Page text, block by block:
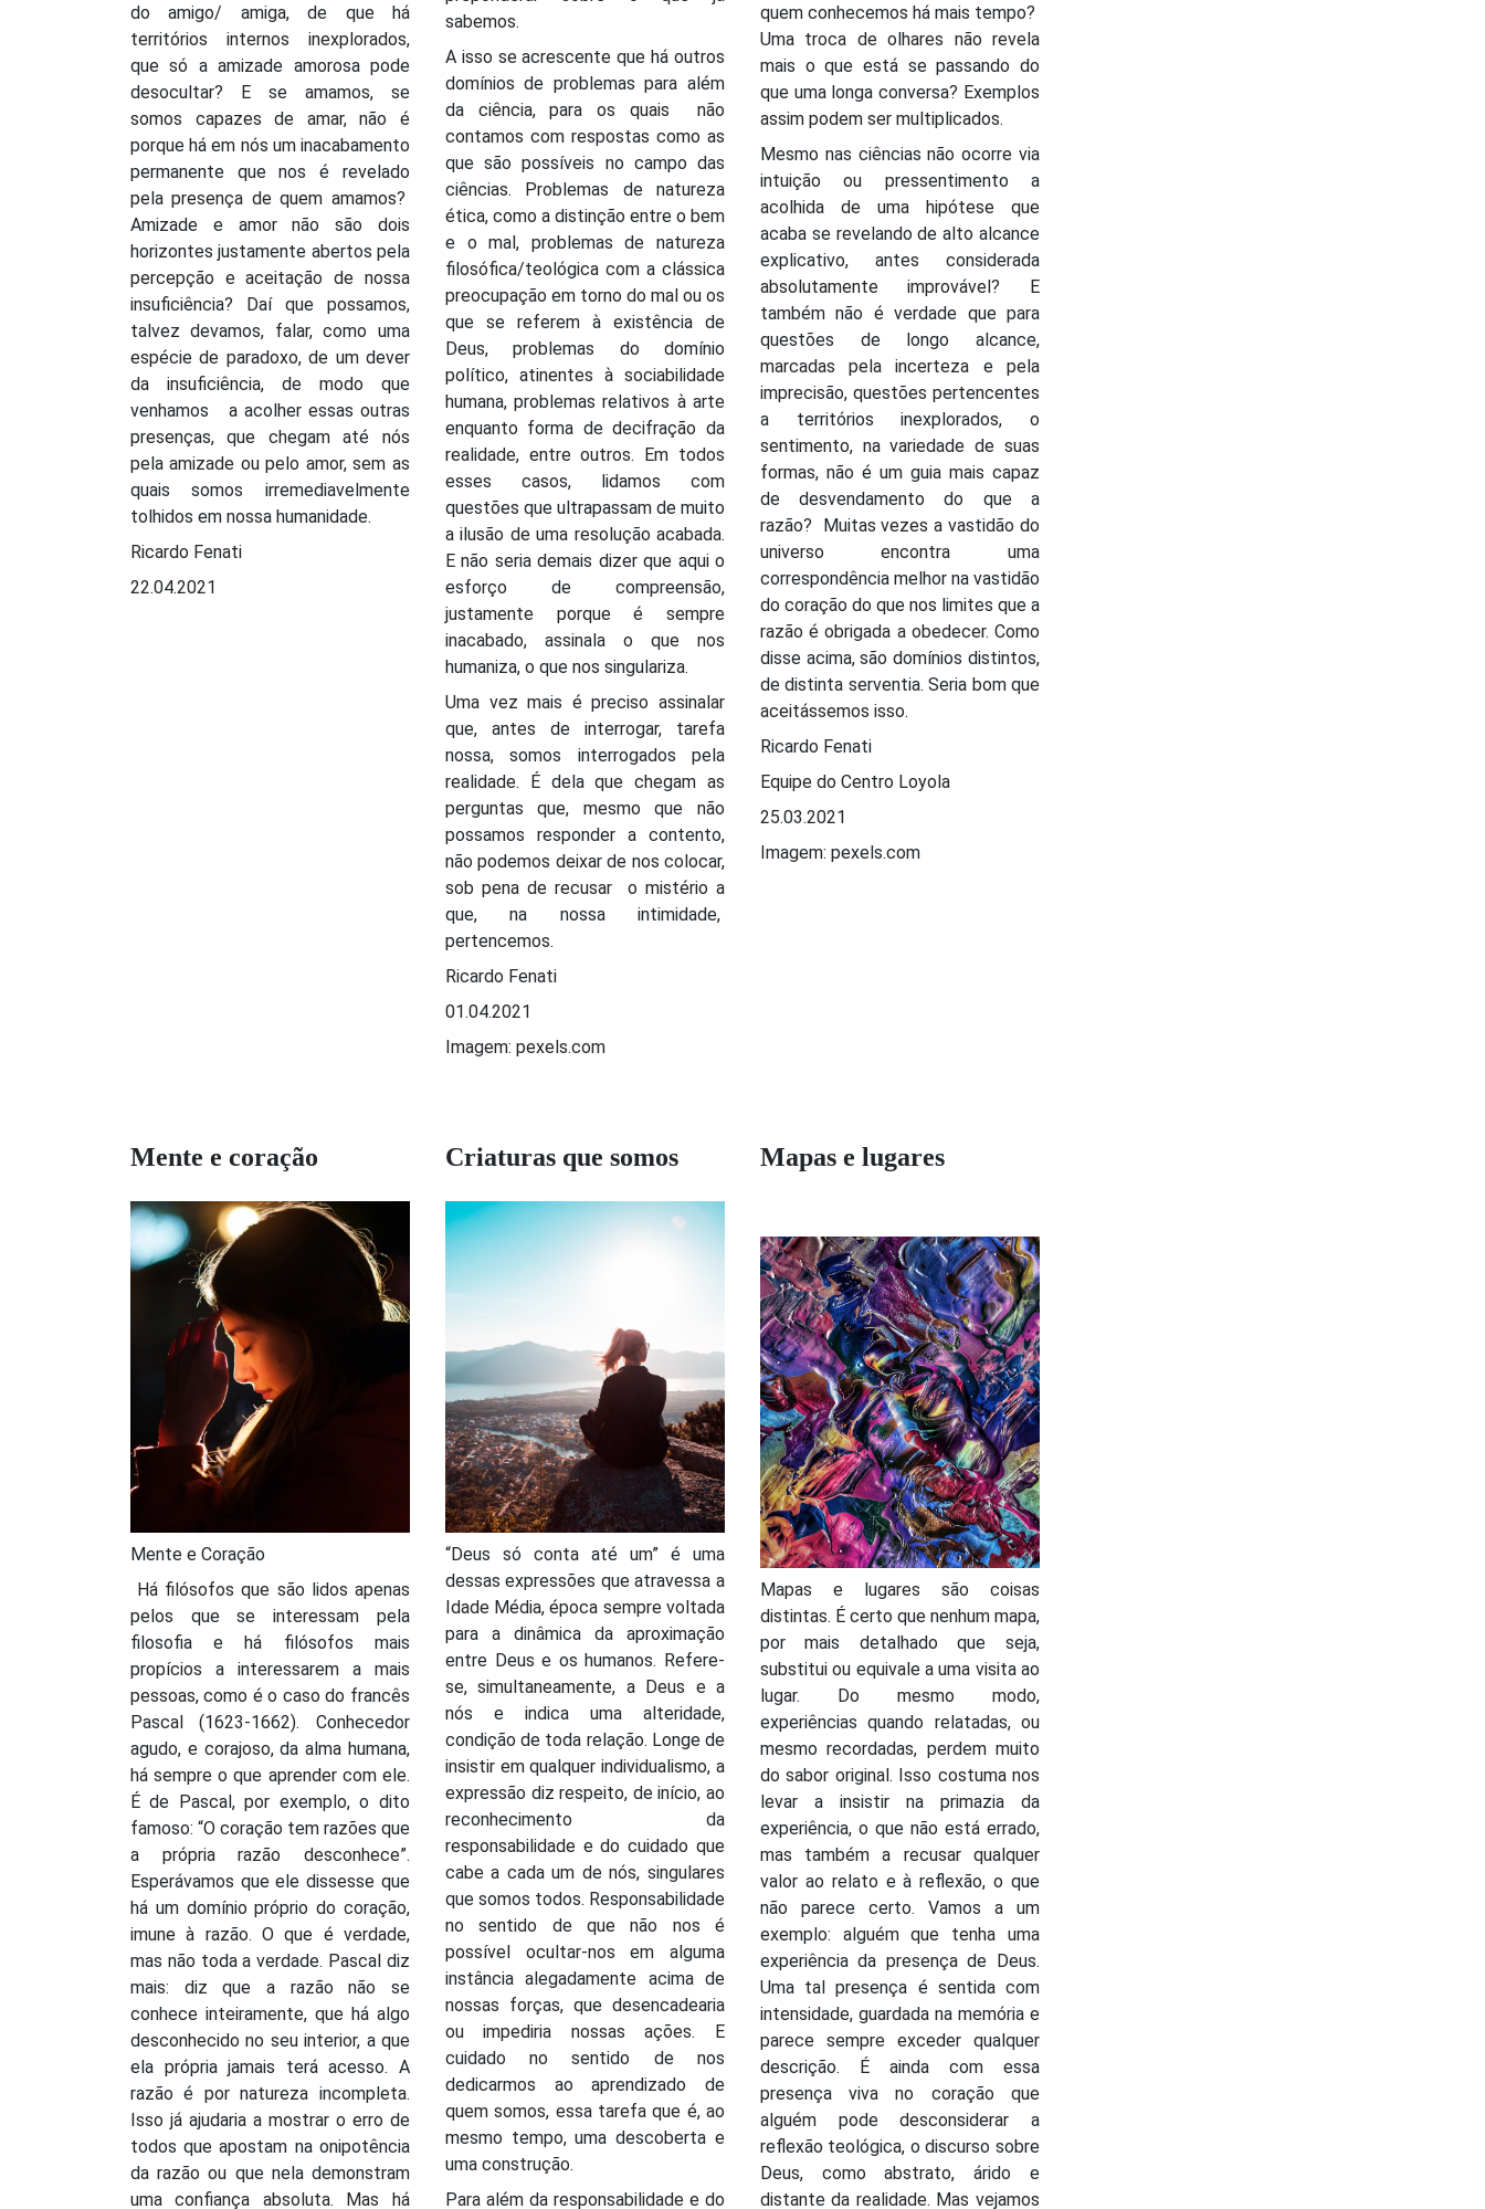
do amigo/ amiga, de que há
territórios internos inexplorados,
que só a amizade amorosa pode
desocultar? E se amamos, se
somos capazes de amar, não é
porque há em nós um inacabamento
permanente que nos é revelado
pela presença de quem amamos?
Amizade e amor não são dois
horizontes justamente abertos pela
percepção e aceitação de nossa
insuficiência? Daí que possamos,
talvez devamos, falar, como uma
espécie de paradoxo, de um dever
da insuficiência, de modo que
venhamos a acolher essas outras
presenças, que chegam até nós
pela amizade ou pelo amor, sem as
quais somos irremediavelmente
tolhidos em nossa humanidade.
Ricardo Fenati
22.04.2021
sabemos.
A isso se acrescente que há outros
domínios de problemas para além
da ciência, para os quais não
contamos com respostas como as
que são possíveis no campo das
ciências. Problemas de natureza
ética, como a distinção entre o bem
e o mal, problemas de natureza
filosófica/teológica com a clássica
preocupação em torno do mal ou os
que se referem à existência de
Deus, problemas do domínio
político, atinentes à sociabilidade
humana, problemas relativos à arte
enquanto forma de decifração da
realidade, entre outros. Em todos
esses casos, lidamos com
questões que ultrapassam de muito
a ilusão de uma resolução acabada.
E não seria demais dizer que aqui o
esforço de compreensão,
justamente porque é sempre
inacabado, assinala o que nos
humaniza, o que nos singulariza.
Uma vez mais é preciso assinalar
que, antes de interrogar, tarefa
nossa, somos interrogados pela
realidade. É dela que chegam as
perguntas que, mesmo que não
possamos responder a contento,
não podemos deixar de nos colocar,
sob pena de recusar o mistério a
que, na nossa intimidade,
pertencemos.
Ricardo Fenati
01.04.2021
Imagem: pexels.com
quem conhecemos há mais tempo?
Uma troca de olhares não revela
mais o que está se passando do
que uma longa conversa? Exemplos
assim podem ser multiplicados.
Mesmo nas ciências não ocorre via
intuição ou pressentimento a
acolhida de uma hipótese que
acaba se revelando de alto alcance
explicativo, antes considerada
absolutamente improvável? E
também não é verdade que para
questões de longo alcance,
marcadas pela incerteza e pela
imprecisão, questões pertencentes
a territórios inexplorados, o
sentimento, na variedade de suas
formas, não é um guia mais capaz
de desvendamento do que a
razão? Muitas vezes a vastidão do
universo encontra uma
correspondência melhor na vastidão
do coração do que nos limites que a
razão é obrigada a obedecer. Como
disse acima, são domínios distintos,
de distinta serventia. Seria bom que
aceitássemos isso.
Ricardo Fenati
Equipe do Centro Loyola
25.03.2021
Imagem: pexels.com
Mente e coração
Mente e Coração
Há filósofos que são lidos apenas
pelos que se interessam pela
filosofia e há filósofos mais
propícios a interessarem a mais
pessoas, como é o caso do francês
Pascal (1623-1662). Conhecedor
agudo, e corajoso, da alma humana,
há sempre o que aprender com ele.
É de Pascal, por exemplo, o dito
famoso: “O coração tem razões que
a própria razão desconhece”.
Esperávamos que ele dissesse que
há um domínio próprio do coração,
imune à razão. O que é verdade,
mas não toda a verdade. Pascal diz
mais: diz que a razão não se
conhece inteiramente, que há algo
desconhecido no seu interior, a que
ela própria jamais terá acesso. A
razão é por natureza incompleta.
Isso já ajudaria a mostrar o erro de
todos que apostam na onipotência
da razão ou que nela demonstram
uma confiança absoluta. Mas há
Criaturas que somos
“Deus só conta até um” é uma
dessas expressões que atravessa a
Idade Média, época sempre voltada
para a dinâmica da aproximação
entre Deus e os humanos. Refere-
se, simultaneamente, a Deus e a
nós e indica uma alteridade,
condição de toda relação. Longe de
insistir em qualquer individualismo, a
expressão diz respeito, de início, ao
reconhecimento da
responsabilidade e do cuidado que
cabe a cada um de nós, singulares
que somos todos. Responsabilidade
no sentido de que não nos é
possível ocultar-nos em alguma
instância alegadamente acima de
nossas forças, que desencadearia
ou impediria nossas ações. E
cuidado no sentido de nos
dedicarmos ao aprendizado de
quem somos, essa tarefa que é, ao
mesmo tempo, uma descoberta e
uma construção.
Para além da responsabilidade e do
Mapas e lugares
Mapas e lugares são coisas
distintas. É certo que nenhum mapa,
por mais detalhado que seja,
substitui ou equivale a uma visita ao
lugar. Do mesmo modo,
experiências quando relatadas, ou
mesmo recordadas, perdem muito
do sabor original. Isso costuma nos
levar a insistir na primazia da
experiência, o que não está errado,
mas também a recusar qualquer
valor ao relato e à reflexão, o que
não parece certo. Vamos a um
exemplo: alguém que tenha uma
experiência da presença de Deus.
Uma tal presença é sentida com
intensidade, guardada na memória e
parece sempre exceder qualquer
descrição. É ainda com essa
presença viva no coração que
alguém pode desconsiderar a
reflexão teológica, o discurso sobre
Deus, como abstrato, árido e
distante da realidade. Mas vejamos